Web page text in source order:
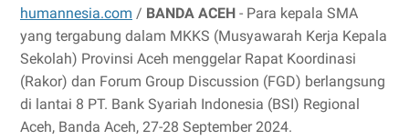
humannesia.com / BANDA ACEH - Para kepala SMA
yang tergabung dalam MKKS (Musyawarah Kerja Kepala
Sekolah) Provinsi Aceh menggelar Rapat Koordinasi
(Rakor) dan Forum Group Discussion (FGD) berlangsung
di lantai 8 PT. Bank Syariah Indonesia (BSI) Regional
Aceh, Banda Aceh, 27-28 September 2024.